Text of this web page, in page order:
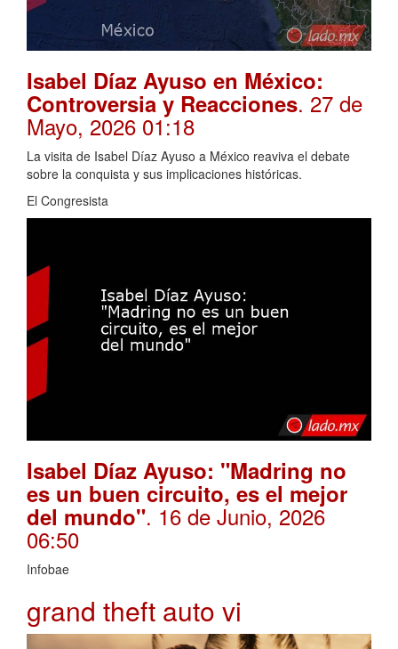
Isabel Díaz Ayuso en México:
Controversia y Reacciones. 27 de
Mayo, 2026 01:18
La visita de Isabel Díaz Ayuso a México reaviva el debate
sobre la conquista y sus implicaciones históricas.
El Congresista
Isabel Díaz Ayuso: "Madring no
es un buen circuito, es el mejor
del mundo". 16 de Junio, 2026
06:50
Infobae
grand theft auto vi